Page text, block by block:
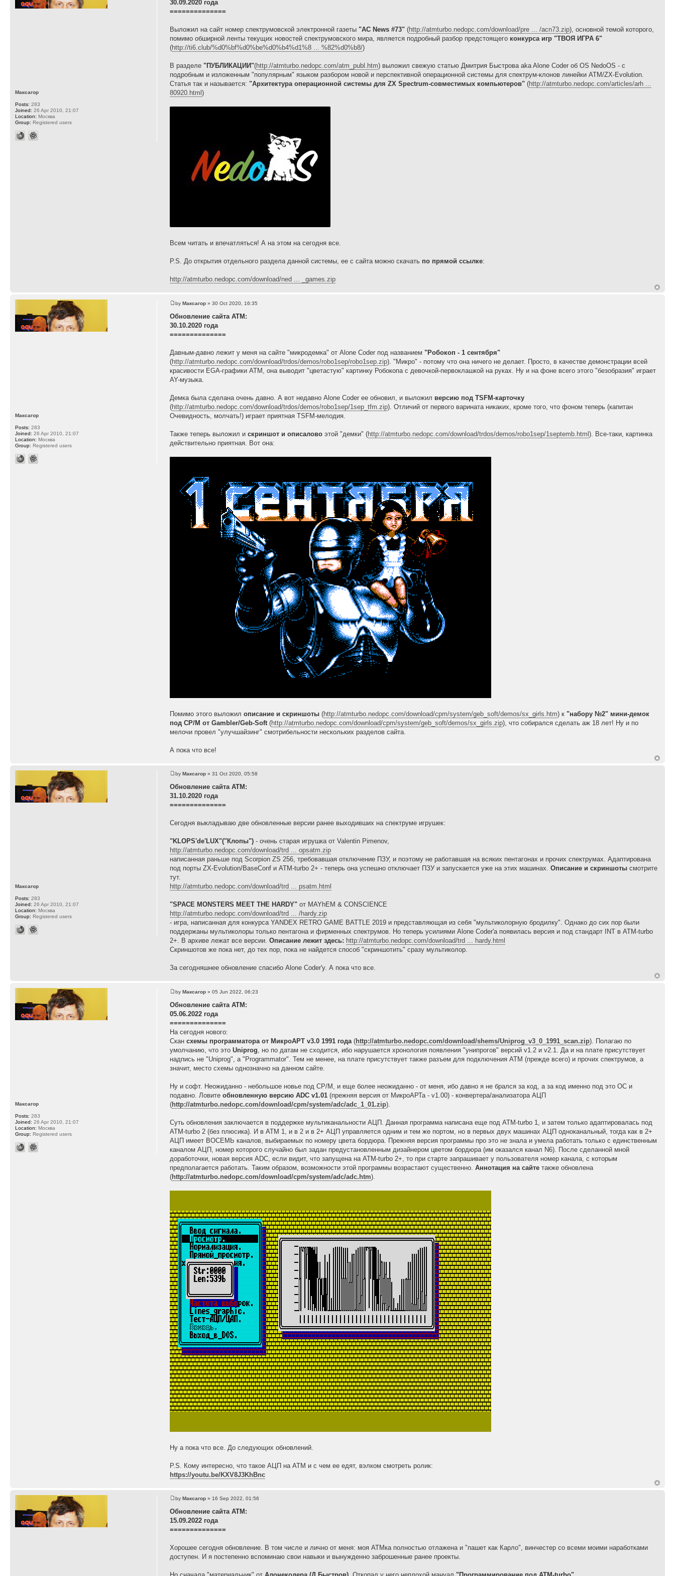
30.09.2020 года
==============
Выложил на сайт номер спектрумовской электронной газеты "AC News #73" (http://atmturbo.nedopc.com/download/pre ... /acn73.zip), основной темой которого,
помимо обширной ленты текущих новостей спектрумовского мира, является подробный разбор предстоящего конкурса игр "ТВОЯ ИГРА 6"
(http://ti6.club/%d0%bf%d0%be%d0%b4%d1%8 ... %82%d0%b8/)
В разделе "ПУБЛИКАЦИИ"(http://atmturbo.nedopc.com/atm_publ.htm) выложил свежую статью Дмитрия Быстрова aka Alone Coder об OS NedoOS - с
подробным и изложенным "популярным" языком разбором новой и перспективной операционной системы для спектрум-клонов линейки ATM/ZX-Evolution.
Статья так и называется: "Архитектура операционной системы для ZX Spectrum-совместимых компьютеров" (http://atmturbo.nedopc.com/articles/arh ...
80920.html)
Всем читать и впечатляться! А на этом на сегодня все.
P.S. До открытия отдельного раздела данной системы, ее с сайта можно скачать по прямой ссылке:
http://atmturbo.nedopc.com/download/ned ... _games.zip
Максагор
Posts: 283
Joined: 26 Apr 2010, 21:07
Location: Москва
Group: Registered users
byМаксагор » 30 Oct 2020, 16:35
Обновление сайта АТМ:
30.10.2020 года
==============
Давным-давно лежит у меня на сайте "микродемка" от Alone Coder под названием "Робокоп - 1 сентября"
(http://atmturbo.nedopc.com/download/trdos/demos/robo1sep/robo1sep.zip). "Микро" - потому что она ничего не делает. Просто, в качестве демонстрации всей
красивости EGA-графики ATM, она выводит "цветастую" картинку Робокопа с девочкой-первоклашкой на руках. Ну и на фоне всего этого "безобразия" играет
AY-музыка.
Демка была сделана очень давно. А вот недавно Alone Coder ее обновил, и выложил версию под TSFM-карточку
(http://atmturbo.nedopc.com/download/trdos/demos/robo1sep/1sep_tfm.zip). Отличий от первого варината никаких, кроме того, что фоном теперь (капитан
Очевидность, молчать!) играет приятная TSFM-мелодия.
Также теперь выложил искриншот и описалово этой "демки" (http://atmturbo.nedopc.com/download/trdos/demos/robo1sep/1septemb.html). Все-таки, картинка
действительно приятная. Вот она:
Помимо этого выложилописание и скриншоты (http://atmturbo.nedopc.com/download/cpm/system/geb_soft/demos/sx_girls.htm) к "набору №2" мини-демок
под CP/M от Gambler/Geb-Soft (http://atmturbo.nedopc.com/download/cpm/system/geb_soft/demos/sx_girls.zip), что собирался сделать аж 18 лет! Ну и по
мелочи провел "улучшайзинг" смотрибельности нескольких разделов сайта.
А пока что все!
Максагор
Posts: 283
Joined: 26 Apr 2010, 21:07
Location: Москва
Group: Registered users
byМаксагор » 31 Oct 2020, 05:58
Обновление сайта АТМ:
31.10.2020 года
==============
Сегодня выкладываю две обновленные версии ранее выходивших на спектруме игрушек:
"KLOPS'de'LUX"("Клопы") - очень старая игрушка от Valentin Pimenov,
http://atmturbo.nedopc.com/download/trd ... opsatm.zip
написанная раньше под Scorpion ZS 256, требовавшая отключение ПЗУ, и поэтому не работавшая на всяких пентагонах и прочих спектрумах. Адаптирована
под порты ZX-Evolution/BaseConf и ATM-turbo 2+ - теперь она успешно отключает ПЗУ и запускается уже на этих машинах.Описание и скриншоты смотрите
тут.
http://atmturbo.nedopc.com/download/trd ... psatm.html
"SPACE MONSTERS MEET THE HARDY" от MAYhEM & CONSCIENCE
http://atmturbo.nedopc.com/download/trd ... /hardy.zip
- игра, написанная для конкурса YANDEX RETRO GAME BATTLE 2019 и представляющая из себя "мультиколорную бродилку". Однако до сих пор были
поддержаны мультиколоры только пентагона и фирменных спектрумов. Но теперь усилиями Alone Coder'а появилась версия и под стандарт INT в ATM-turbo
2+. В архиве лежат все версии.Описание лежит здесь: http://atmturbo.nedopc.com/download/trd ... hardy.html
Скриншотов же пока нет, до тех пор, пока не найдется способ "скриншотить" сразу мультиколор.
За сегодняшнее обновление спасибо Alone Coder'у. А пока что все.
Максагор
Posts: 283
Joined: 26 Apr 2010, 21:07
Location: Москва
Group: Registered users
byМаксагор » 05 Jun 2022, 06:23
Обновление сайта АТМ:
05.06.2022 года
==============
На сегодня нового:
Скансхемы программатора от МикроАРТ v3.0 1991 года (http://atmturbo.nedopc.com/download/shems/Uniprog_v3_0_1991_scan.zip). Полагаю по
умолчанию, что этоUniprog , но по датам не сходится, ибо нарушается хронология появления "унипрогов" версий v1.2 и v2.1. Да и на плате присутствует
надпись не "Uniprog", а "Programmator". Тем не менее, на плате присутствует также разъем для подключения АТМ (прежде всего) и прочих спектрумов, а
значит, место схемы однозначно на данном сайте.
Ну и софт. Неожиданно - небольшое новье под CP/M, и еще более неожиданно - от меня, ибо давно я не брался за код, а за код именно под это ОС и
подавно. Ловитеобновленную версию ADC v1.01 (прежняя версия от МикроАРТа - v1.00) - конвертера/анализатора АЦП
(http://atmturbo.nedopc.com/download/cpm/system/adc/adc_1_01.zip).
Суть обновления заключается в поддержке мультиканальности АЦП. Данная программа написана еще под ATM-turbo 1, и затем только адаптировалась под
ATM-turbo 2 (без плюсика). И в АТМ 1, и в 2 и в 2+ АЦП управляется одним и тем же портом, но в первых двух машинах АЦП одноканальный, тогда как в 2+
АЦП имеет ВОСЕМЬ каналов, выбираемых по номеру цвета бордюра. Прежняя версия программы про это не знала и умела работать только с единственным
каналом АЦП, номер которого случайно был задан предустановленным дизайнером цветом бордюра (им оказался канал N6). После сделанной мной
доработочки, новая версия ADC, если видит, что запущена на ATM-turbo 2+, то при старте запрашивает у пользователя номер канала, с которым
предполагается работать. Таким образом, возможности этой программы возрастают существенно.Аннотация на сайте также обновлена
(http://atmturbo.nedopc.com/download/cpm/system/adc/adc.htm).
Ну а пока что все. До следующих обновлений.
P.S. Кому интересно, что такое АЦП на АТМ и с чем ее едят, вэлком смотреть ролик:
https://youtu.be/KXV8J3KhBnc
Максагор
Posts: 283
Joined: 26 Apr 2010, 21:07
Location: Москва
Group: Registered users
byМаксагор » 16 Sep 2022, 01:56
Обновление сайта АТМ:
15.09.2022 года
==============
Хорошее сегодня обновление. В том числе и лично от меня: моя АТМка полностью отлажена и "пашет как Карло", винчестер со всеми моими наработками
доступен. И я постепенно вспоминаю свои навыки и вынужденно заброшенные ранее проекты.